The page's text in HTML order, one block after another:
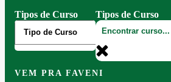
Tipos de Curso
Tipos de Curso
VEM PRA FAVENI